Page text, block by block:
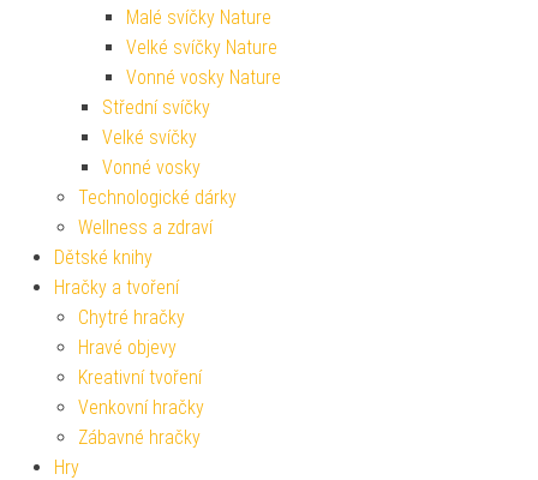
Malé svíčky Nature
Velké svíčky Nature
Vonné vosky Nature
Střední svíčky
Velké svíčky
Vonné vosky
Technologické dárky
Wellness a zdraví
Dětské knihy
Hračky a tvoření
Chytré hračky
Hravé objevy
Kreativní tvoření
Venkovní hračky
Zábavné hračky
Hry